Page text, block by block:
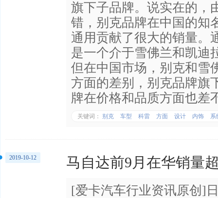
旗下子品牌。说实在的，
错，别克品牌在中国的知
通用贡献了很大的销量。
是一个介于雪佛兰和凯迪
但在中国市场，别克和雪
方面的差别，别克品牌旗
牌在价格和品质方面也差
关键词： 别克 车型 科雷 方面 设计 内饰 系
马自达前9月在华销量
[爱卡汽车行业资讯原创]
2019-10-12